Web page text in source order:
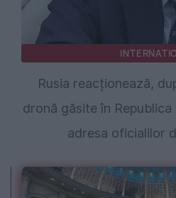
Rusia reacționează,
dronă găsite în
adresa oficialilor